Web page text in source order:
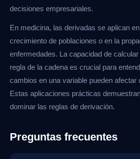
decisiones empresariales.
En medicina, las derivadas se aplican
crecimiento de poblaciones o en la
enfermedades. La capacidad de
regla de la cadena es crucial para
cambios en una variable pueden afectar
Estas aplicaciones prácticas
dominar las reglas de derivación.
Preguntas frecuentes